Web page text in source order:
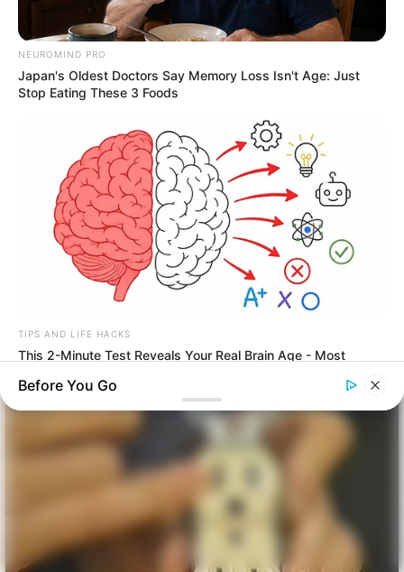
NEUROMIND PRO
Japan's Oldest Doctors Say Memory Loss Isn't Age: Just
Stop Eating These 3 Foods
TIPS AND LIFE HACKS
This 2-Minute Test Reveals Your Real Brain Age - Most
Before You Go